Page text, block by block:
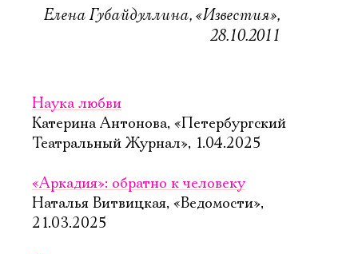
Елена Губайдуллина, «Известия»,
28.10.2011
Наука любви
Катерина Антонова, «Петербургский
Театральный Журнал», 1.04.2025
«Аркадия»: обратно к человеку
Наталья Витвицкая, «Ведомости»,
21.03.2025